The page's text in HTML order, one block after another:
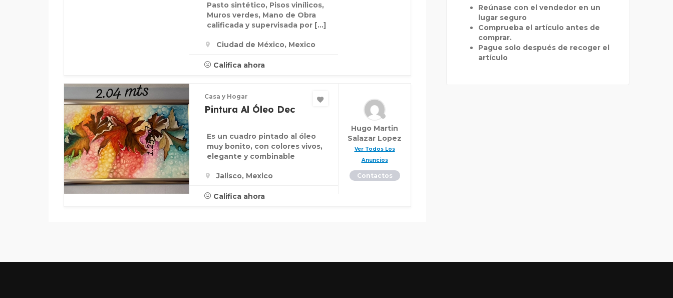
Pasto sintético, Pisos vinílicos,
Muros verdes, Mano de Obra
calificada y supervisada por […]
Ciudad de México, Mexico
Califica ahora
Casa y Hogar
Pintura Al Óleo Dec
Es un cuadro pintado al óleo
muy bonito, con colores vivos,
elegante y combinable
Jalisco, Mexico
Califica ahora
Hugo Martin
Salazar Lopez
Ver Todos Los
Anuncios
Contactos
Reúnase con el vendedor en un
lugar seguro
Comprueba el artículo antes de
comprar.
Pague solo después de recoger el
artículo